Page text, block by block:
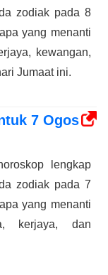
zodiak pada 8
yang menanti
kewangan,
Jumaat ini.
7 Ogos
lengkap
zodiak pada 7
yang menanti
kerjaya, dan